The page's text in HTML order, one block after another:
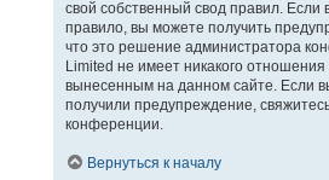
свой собственный свод правил. Если
правило, вы можете получить
что это решение администратора
Limited не имеет никакого
вынесенным на данном сайте. Если
получили предупреждение,
конференции.
Вернуться к началу